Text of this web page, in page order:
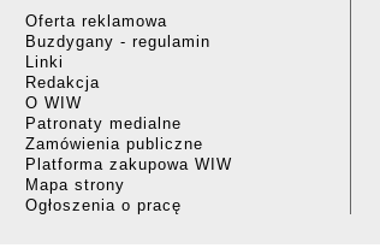
Oferta reklamowa
Buzdygany - regulamin
Linki
Redakcja
O WIW
Patronaty medialne
Zamówienia publiczne
Platforma zakupowa WIW
Mapa strony
Ogłoszenia o pracę